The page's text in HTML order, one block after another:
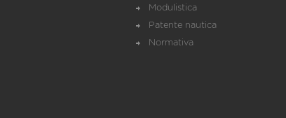
Modulistica
Patente nautica
Normativa